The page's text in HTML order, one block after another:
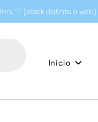
♡ [stock distinto a web]
Inicio